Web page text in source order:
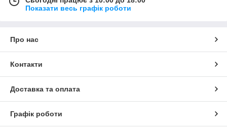
Показати весь графік роботи
Про нас
Контакти
Доставка та оплата
Графік роботи